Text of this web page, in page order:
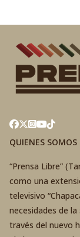
QUIENES SOMOS
“Prensa Libre”
como una
televisivo
necesidades de
través del nuevo